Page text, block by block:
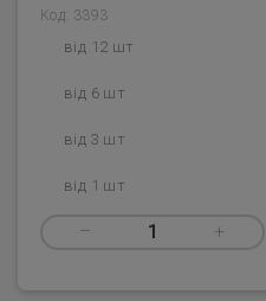
Код: 3393
від 12 шт
від 6 шт
від 3 шт
від 1 шт
– 1 +